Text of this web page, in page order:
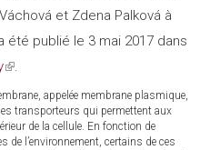
et Zdena Palková à
été publié le 3 mai 2017 dans
(link
is
external)
.
appelée membrane plasmique,
transporteurs qui permettent aux
de la cellule. En fonction de
de l’environnement, certains de ces